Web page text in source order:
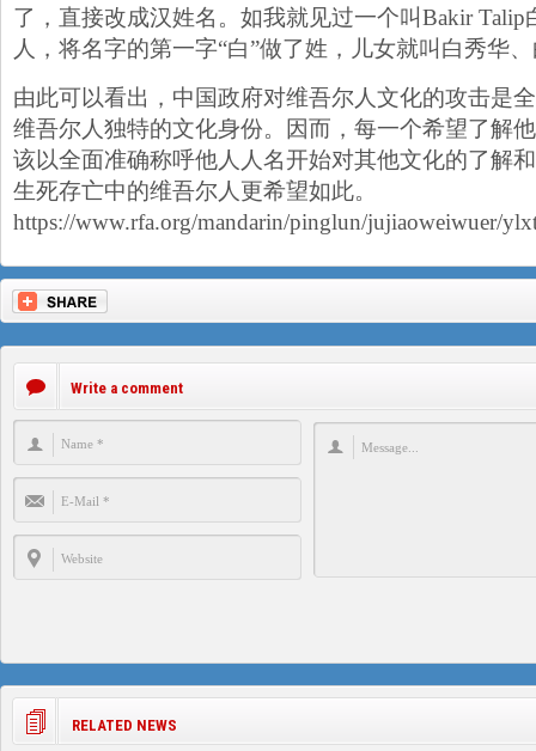
了，直接改成汉姓名。如我就见过一个叫Bakir Talip
人，将名字的第一字“白”做了姓，儿女就叫白秀华
由此可以看出，中国政府对维吾尔人文化的攻击是
维吾尔人独特的文化身份。因而，每一个希望了解
该以全面准确称呼他人人名开始对其他文化的了解
生死存亡中的维吾尔人更希望如此。
https://www.rfa.org/mandarin/pinglun/jujiaoweiwuer/
Write a comment
RELATED NEWS